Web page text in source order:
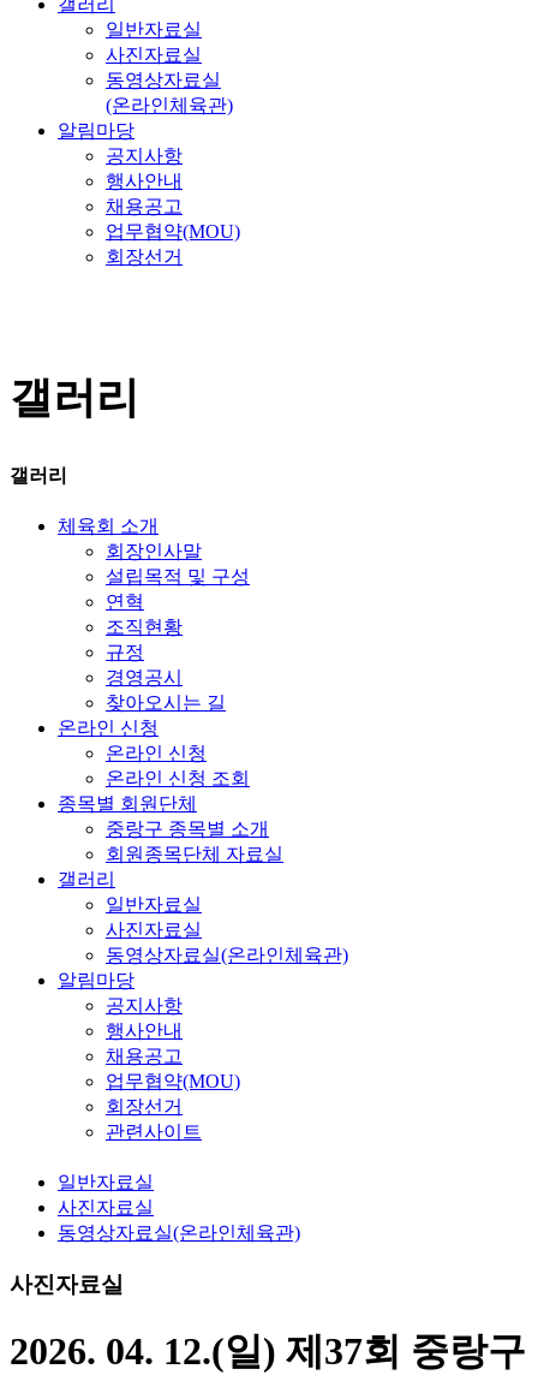
갤러리
일반자료실
사진자료실
동영상자료실
(온라인체육관)
알림마당
공지사항
행사안내
채용공고
업무협약(MOU)
회장선거
갤러리
갤러리
체육회 소개
회장인사말
설립목적 및 구성
연혁
조직현황
규정
경영공시
찾아오시는 길
온라인 신청
온라인 신청
온라인 신청 조회
종목별 회원단체
중랑구 종목별 소개
회원종목단체 자료실
갤러리
일반자료실
사진자료실
동영상자료실(온라인체육관)
알림마당
공지사항
행사안내
채용공고
업무협약(MOU)
회장선거
관련사이트
일반자료실
사진자료실
동영상자료실(온라인체육관)
사진자료실
2026. 04. 12.(일) 제37회 중랑구